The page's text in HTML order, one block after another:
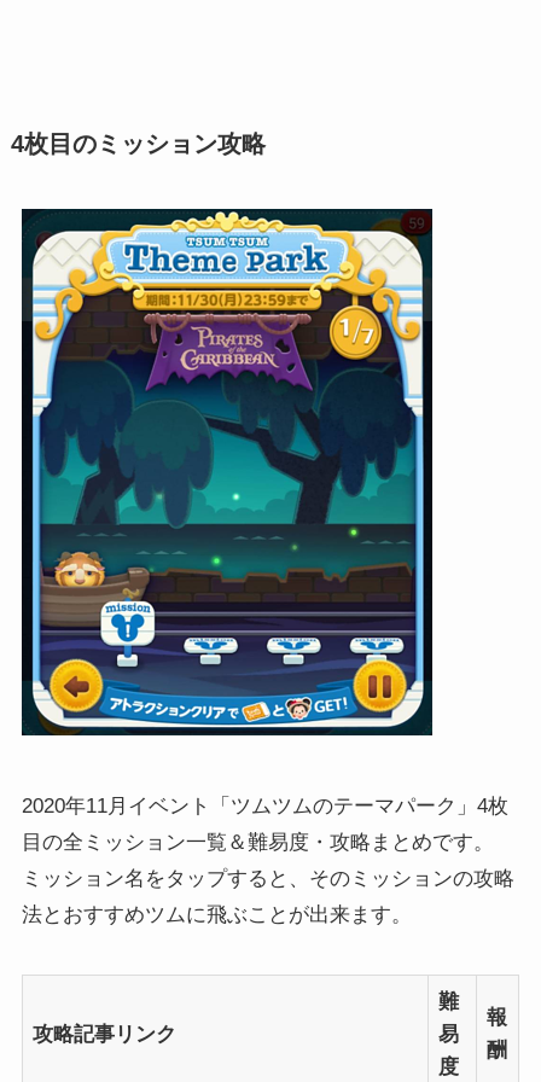
4枚目のミッション攻略
2020年11月イベント「ツムツムのテーマパーク」4枚
目の全ミッション一覧＆難易度・攻略まとめです。
ミッション名をタップすると、そのミッションの攻略
法とおすすめツムに飛ぶことが出来ます。
攻略記事リンク
難
易
度
報
酬